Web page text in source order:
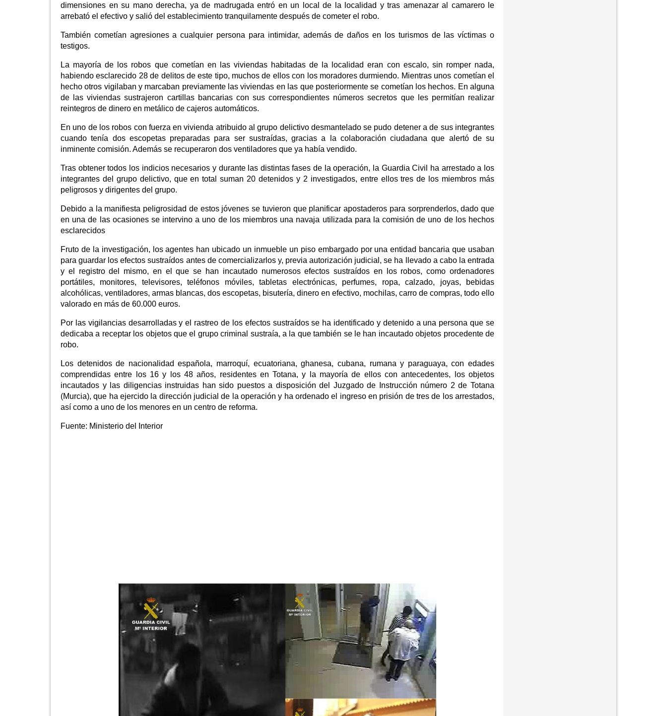
dimensiones en su mano derecha, ya de madrugada entró en un local de la localidad y tras amenazar al camarero le
arrebató el efectivo y salió del establecimiento tranquilamente después de cometer el robo.
También cometían agresiones a cualquier persona para intimidar, además de daños en los turismos de las víctimas o
testigos.
La mayoría de los robos que cometían en las viviendas habitadas de la localidad eran con escalo, sin romper nada,
habiendo esclarecido 28 de delitos de este tipo, muchos de ellos con los moradores durmiendo. Mientras unos cometían el
hecho otros vigilaban y marcaban previamente las viviendas en las que posteriormente se cometían los hechos. En alguna
de las viviendas sustrajeron cartillas bancarias con sus correspondientes números secretos que les permitían realizar
reintegros de dinero en metálico de cajeros automáticos.
En uno de los robos con fuerza en vivienda atribuido al grupo delictivo desmantelado se pudo detener a de sus integrantes
cuando tenía dos escopetas preparadas para ser sustraídas, gracias a la colaboración ciudadana que alertó de su
inminente comisión. Además se recuperaron dos ventiladores que ya había vendido.
Tras obtener todos los indicios necesarios y durante las distintas fases de la operación, la Guardia Civil ha arrestado a los
integrantes del grupo delictivo, que en total suman 20 detenidos y 2 investigados, entre ellos tres de los miembros más
peligrosos y dirigentes del grupo.
Debido a la manifiesta peligrosidad de estos jóvenes se tuvieron que planificar apostaderos para sorprenderlos, dado que
en una de las ocasiones se intervino a uno de los miembros una navaja utilizada para la comisión de uno de los hechos
esclarecidos
Fruto de la investigación, los agentes han ubicado un inmueble un piso embargado por una entidad bancaria que usaban
para guardar los efectos sustraídos antes de comercializarlos y, previa autorización judicial, se ha llevado a cabo la entrada
y el registro del mismo, en el que se han incautado numerosos efectos sustraídos en los robos, como ordenadores
portátiles, monitores, televisores, teléfonos móviles, tabletas electrónicas, perfumes, ropa, calzado, joyas, bebidas
alcohólicas, ventiladores, armas blancas, dos escopetas, bisutería, dinero en efectivo, mochilas, carro de compras, todo ello
valorado en más de 60.000 euros.
Por las vigilancias desarrolladas y el rastreo de los efectos sustraídos se ha identificado y detenido a una persona que se
dedicaba a receptar los objetos que el grupo criminal sustraía, a la que también se le han incautado objetos procedente de
robo.
Los detenidos de nacionalidad española, marroquí, ecuatoriana, ghanesa, cubana, rumana y paraguaya, con edades
comprendidas entre los 16 y los 48 años, residentes en Totana, y la mayoría de ellos con antecedentes, los objetos
incautados y las diligencias instruidas han sido puestos a disposición del Juzgado de Instrucción número 2 de Totana
(Murcia), que ha ejercido la dirección judicial de la operación y ha ordenado el ingreso en prisión de tres de los arrestados,
así como a uno de los menores en un centro de reforma.
Fuente: Ministerio del Interior